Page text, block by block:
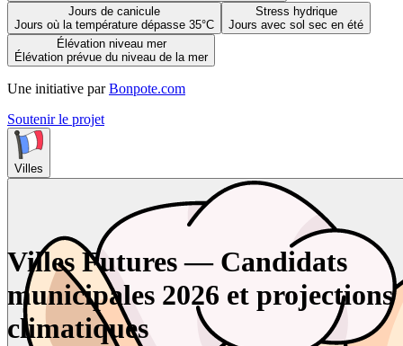
Jours de canicule
Jours où la température dépasse 35°C
Stress hydrique
Jours avec sol sec en été
Élévation niveau mer
Élévation prévue du niveau de la mer
Une initiative par Bonpote.com
Soutenir le projet
Villes
Villes Futures — Candidats
municipales 2026 et projections
climatiques